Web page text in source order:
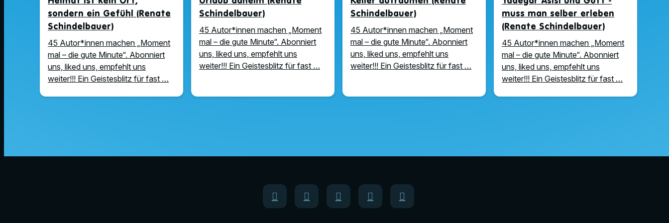
sondern ein Gefühl (Renate
Schindelbauer)
45 Autor*innen machen „Moment
mal – die gute Minute“. Abonniert
uns, liked uns, empfehlt uns
weiter!!! Ein Geistesblitz für fast …
Schindelbauer)
45 Autor*innen machen „Moment
mal – die gute Minute“. Abonniert
uns, liked uns, empfehlt uns
weiter!!! Ein Geistesblitz für fast …
Schindelbauer)
45 Autor*innen machen „Moment
mal – die gute Minute“. Abonniert
uns, liked uns, empfehlt uns
weiter!!! Ein Geistesblitz für fast …
muss man selber erleben
(Renate Schindelbauer)
45 Autor*innen machen „Moment
mal – die gute Minute“. Abonniert
uns, liked uns, empfehlt uns
weiter!!! Ein Geistesblitz für fast …